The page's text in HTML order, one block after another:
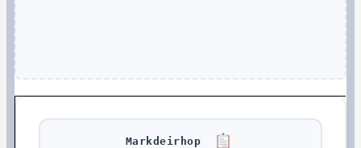
Markdeirhop